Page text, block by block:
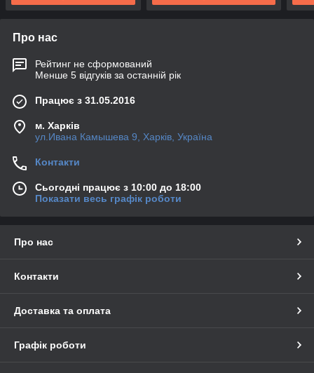
Про нас
Рейтинг не сформований
Менше 5 відгуків за останній рік
Працює з 31.05.2016
м. Харків
ул.Ивана Камышева 9, Харків, Україна
Контакти
Сьогодні працює з 10:00 до 18:00
Показати весь графік роботи
Про нас
Контакти
Доставка та оплата
Графік роботи